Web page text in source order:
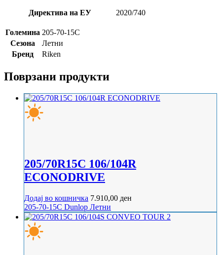
Директива на ЕУ 2020/740
Големина 205-70-15C
Сезона
Летни
Бренд
Riken
Поврзани продукти
205/70R15C 106/104R
ECONODRIVE
Додај во кошничка 7.910,00 ден
205-70-15C Dunlop Летни